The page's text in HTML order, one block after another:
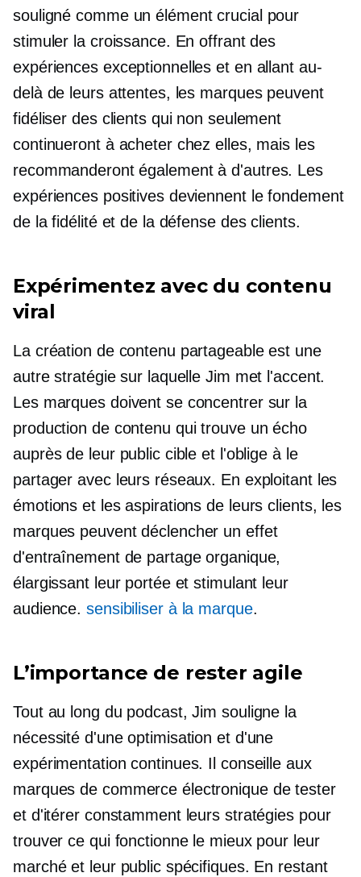
souligné comme un élément crucial pour
stimuler la croissance. En offrant des
expériences exceptionnelles et en allant au-
delà de leurs attentes, les marques peuvent
fidéliser des clients qui non seulement
continueront à acheter chez elles, mais les
recommanderont également à d'autres. Les
expériences positives deviennent le fondement
de la fidélité et de la défense des clients.
Expérimentez avec du contenu
viral
La création de contenu partageable est une
autre stratégie sur laquelle Jim met l'accent.
Les marques doivent se concentrer sur la
production de contenu qui trouve un écho
auprès de leur public cible et l'oblige à le
partager avec leurs réseaux. En exploitant les
émotions et les aspirations de leurs clients, les
marques peuvent déclencher un effet
d'entraînement de partage organique,
élargissant leur portée et stimulant leur
audience.sensibiliser à la marque.
L’importance de rester agile
Tout au long du podcast, Jim souligne la
nécessité d'une optimisation et d'une
expérimentation continues. Il conseille aux
marques de commerce électronique de tester
et d'itérer constamment leurs stratégies pour
trouver ce qui fonctionne le mieux pour leur
marché et leur public spécifiques. En restant